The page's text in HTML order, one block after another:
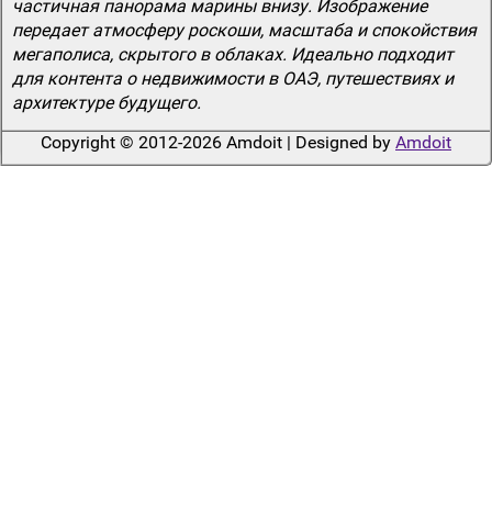
частичная панорама марины внизу. Изображение
передает атмосферу роскоши, масштаба и спокойствия
мегаполиса, скрытого в облаках. Идеально подходит
для контента о недвижимости в ОАЭ, путешествиях и
архитектуре будущего.
Copyright © 2012-2026 Amdoit | Designed by Amdoit